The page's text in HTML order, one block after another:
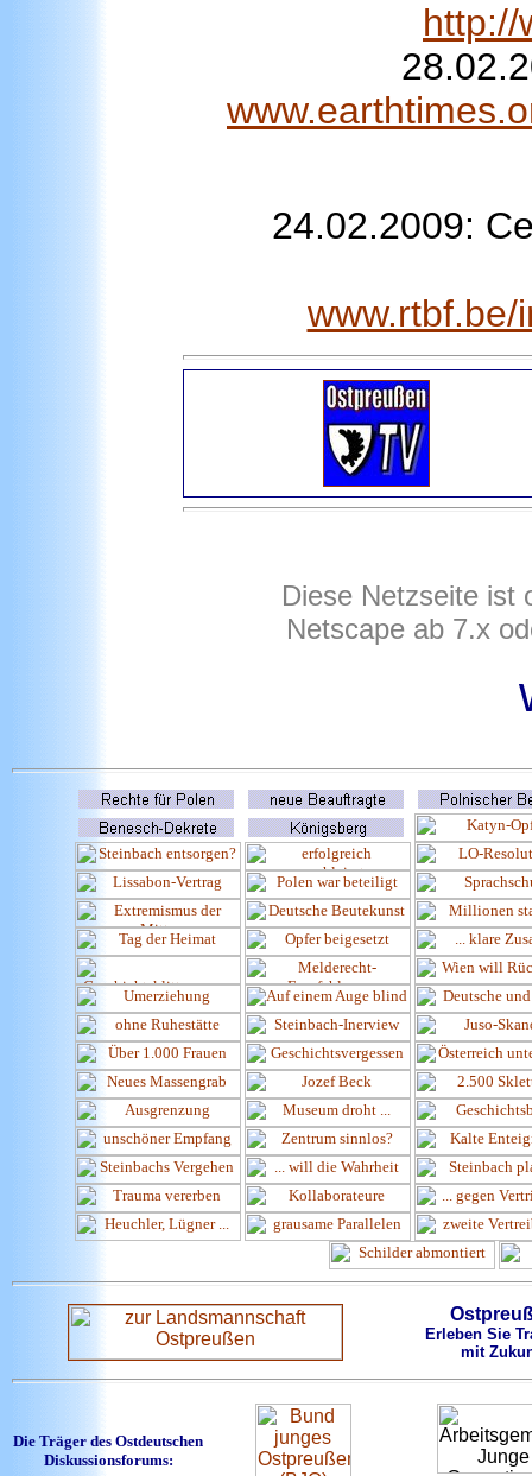
http://
24.02.2009:
Diese Netzseite ist
Netscape ab 7.x
Erleben Sie
mit
Die Träger des Ostdeutschen
Diskussionsforums: